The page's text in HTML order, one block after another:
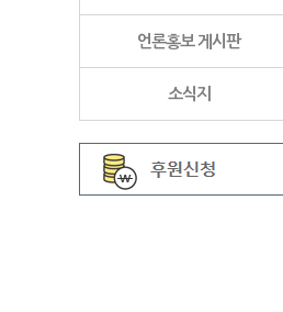
언론홍보 게시판
소식지